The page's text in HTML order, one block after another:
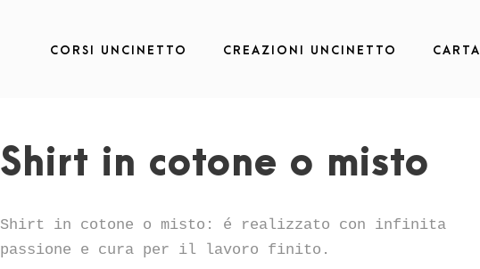
CORSI UNCINETTO CREAZIONI UNCINETTO CARTA
Shirt in cotone o misto
Shirt in cotone o misto: é realizzato con infinita
passione e cura per il lavoro finito.